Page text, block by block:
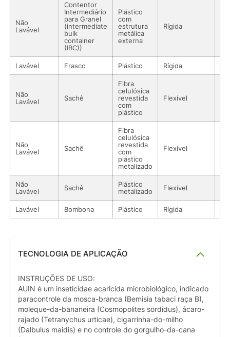
Não
Lavável
Contentor
Intermediário
para Granel
(intermediate
bulk
container
(IBC))
Plástico
com
estrutura
metálica
externa
Rígida
Lavável Frasco Plástico Rígida
Não
Lavável
Sachê
Fibra
celulósica
revestida
com
plástico
Flexível
Não
Lavável
Sachê
Fibra
celulósica
revestida
com
plástico
metalizado
Flexível
Não
Lavável
Sachê
Plástico
metalizado
Flexível
Lavável Bombona Plástico Rígida
TECNOLOGIA DE APLICAÇÃO
INSTRUÇÕES DE USO:
AUIN é um inseticidae acaricida microbiológico, indicado
paracontrole da mosca-branca (Bemisia tabaci raça B),
moleque-da-bananeira (Cosmopolites sordidus), ácaro-
rajado (Tetranychus urticae), cigarrinha-do-milho
(Dalbulus maidis) e no controle do gorgulho-da-cana